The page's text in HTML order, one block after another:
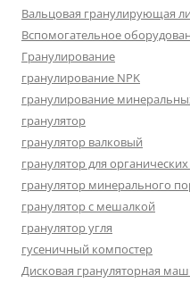
Вальцовая гранулирующая
Вспомогательное
Гранулирование
гранулирование NPK
гранулирование
гранулятор
гранулятор валковый
гранулятор для
гранулятор минерального
гранулятор с мешалкой
гранулятор угля
гусеничный компостер
Дисковая грануляторная